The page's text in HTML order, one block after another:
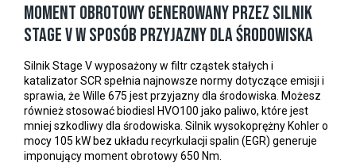
Moment obrotowy generowany przez silnik
Stage V w sposób przyjazny dla środowiska
Silnik Stage V wyposażony w filtr cząstek stałych i
katalizator SCR spełnia najnowsze normy dotyczące emisji i
sprawia, że Wille 675 jest przyjazny dla środowiska. Możesz
również stosować biodiesl HVO100 jako paliwo, które jest
mniej szkodliwy dla środowiska. Silnik wysokoprężny Kohler o
mocy 105 kW bez układu recyrkulacji spalin (EGR) generuje
imponujący moment obrotowy 650 Nm.